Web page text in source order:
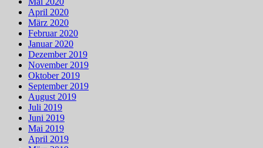
April 2020
März 2020
Februar 2020
Januar 2020
Dezember 2019
November 2019
Oktober 2019
September 2019
August 2019
Juli 2019
Juni 2019
Mai 2019
April 2019